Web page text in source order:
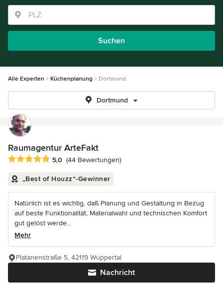
Suchen
Alle Experten Küchenplanung Dortmund
Dortmund
Raumagentur ArteFakt
Durchschnittliche Bewertung: 5 von 5 Sternen
5,0 (44 Bewertungen)
„Best of Houzz“-Gewinner
Natürlich ist es wichtig, daß Planung und Gestaltung in Bezug
auf beste Funktionalität, Materialwahl und technischen Komfort
gut gelöst werde...
Mehr
Nachricht
Platanenstraße 5, 42119 Wuppertal